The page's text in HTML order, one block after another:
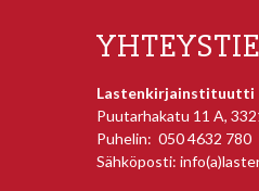
Lastenkirjainstituutti
Puutarhakatu 11 A,
Puhelin: 050 4632 780
Sähköposti: